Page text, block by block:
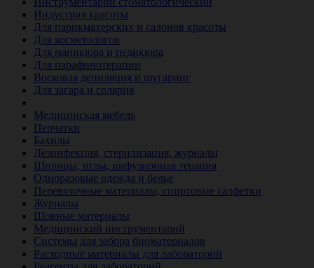
Индустрия красоты
Для парикмахерских и салонов красоты
Для косметологов
Для маникюра и педикюра
Для парафинотерапии
Восковая депиляция и шугаринг
Для загара и солярия
Медицинская мебель
Перчатки
Бахилы
Дезинфекция, стерилизация, журналы
Шприцы, иглы, инфузионная терапия
Одноразовые одежда и белье
Перевязочные материалы, спиртовые салфетки
Журналы
Шовные материалы
Медицинский инструментарий
Системы для забора биоматериалов
Расходные материалы для лабораторий